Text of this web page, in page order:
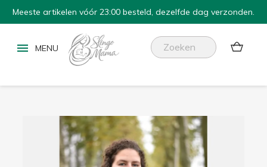
Meeste artikelen vóór 23:00 besteld, dezelfde dag verzonden.
